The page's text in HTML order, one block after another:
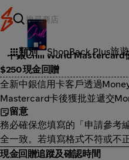
類別 ShopBack Plus旅遊
中銀Chill World Mastercard
$250 現金回贈
全新中銀信用卡客戶透過
Mastercard卡後獲批並遞交
留意
務必確保您填寫的「申請參考
全一致。若填寫格式不符或不
現金回贈追蹤及確認時間